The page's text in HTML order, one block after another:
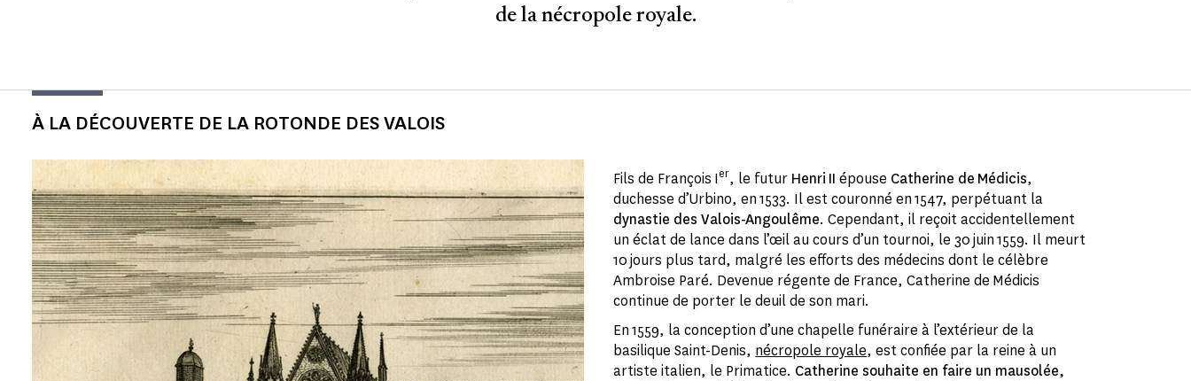
de la nécropole royale.
À LA DÉCOUVERTE DE LA ROTONDE DES VALOIS
Fils de François Ier, le futur Henri II épouse Catherine de Médicis,
duchesse d’Urbino, en 1533. Il est couronné en 1547, perpétuant la
dynastie des Valois-Angoulême. Cependant, il reçoit accidentellement
un éclat de lance dans l’œil au cours d’un tournoi, le 30 juin 1559. Il meurt
10 jours plus tard, malgré les efforts des médecins dont le célèbre
Ambroise Paré. Devenue régente de France, Catherine de Médicis
continue de porter le deuil de son mari.
En 1559, la conception d’une chapelle funéraire à l’extérieur de la
basilique Saint-Denis, nécropole royale, est confiée par la reine à un
artiste italien, le Primatice. Catherine souhaite en faire un mausolée,